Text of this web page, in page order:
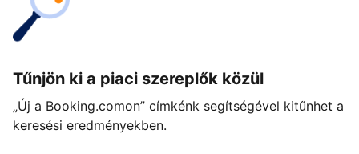
Tűnjön ki a piaci szereplők közül
„Új a Booking.comon” címkénk segítségével kitűnhet a
keresési eredményekben.